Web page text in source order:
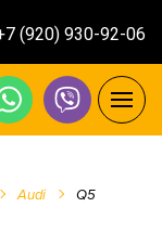
(920) 930-92-06
Audi Q5